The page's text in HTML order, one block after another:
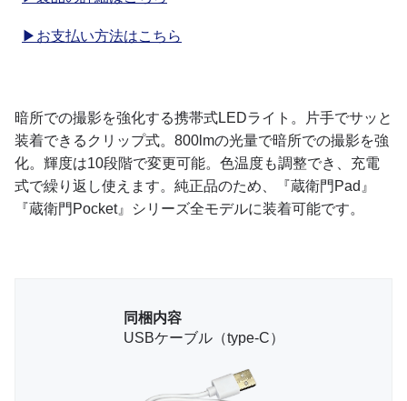
▶お支払い方法はこちら
暗所での撮影を強化する携帯式LEDライト。片手でサッと
装着できるクリップ式。800lmの光量で暗所での撮影を強
化。輝度は10段階で変更可能。色温度も調整でき、充電
式で繰り返し使えます。純正品のため、『蔵衛門Pad』
『蔵衛門Pocket』シリーズ全モデルに装着可能です。
同梱内容
USBケーブル（type-C）